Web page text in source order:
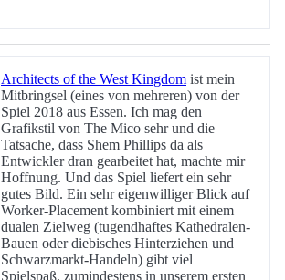
Architects of the West Kingdom ist mein
Mitbringsel (eines von mehreren) von der
Spiel 2018 aus Essen. Ich mag den
Grafikstil von The Mico sehr und die
Tatsache, dass Shem Phillips da als
Entwickler dran gearbeitet hat, machte mir
Hoffnung. Und das Spiel liefert ein sehr
gutes Bild. Ein sehr eigenwilliger Blick auf
Worker-Placement kombiniert mit einem
dualen Zielweg (tugendhaftes Kathedralen-
Bauen oder diebisches Hinterziehen und
Schwarzmarkt-Handeln) gibt viel
Spielspaß, zumindestens in unserem ersten